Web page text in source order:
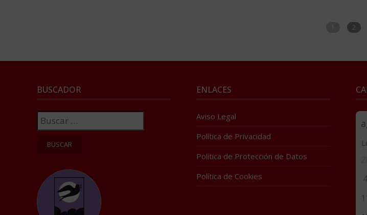
2
BUSCADOR
Buscar:
ENLACES
Aviso Legal
Política de Privacidad
Política de Protección de Datos
Política de Cookies